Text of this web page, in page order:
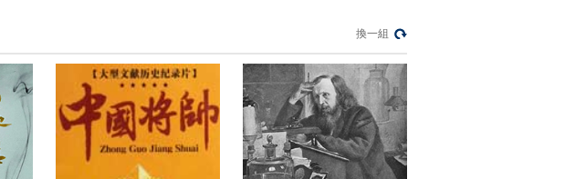
暗語引流？午夜直播
間亂象
“AI雙星”上空有何新本
領？
共同關注
百年潮起 再現張謇傳
換一組